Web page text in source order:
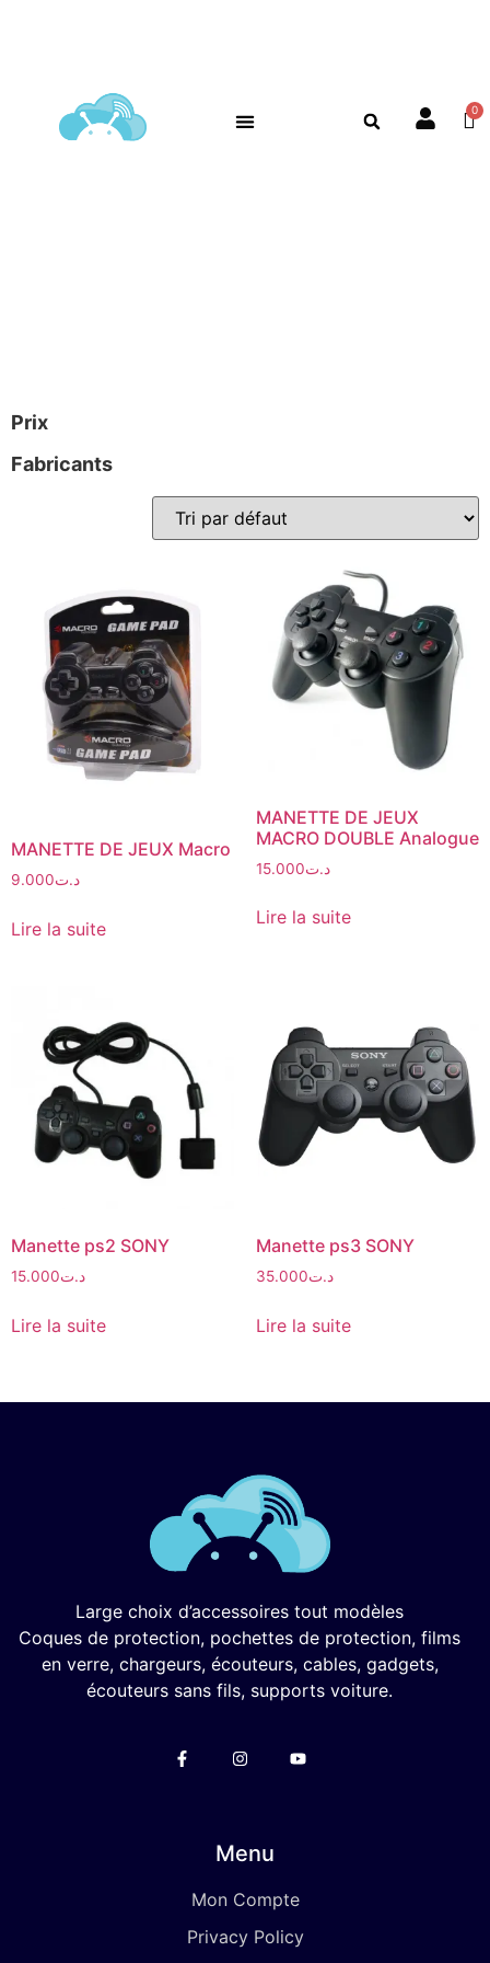
Prix
Fabricants
MANETTE DE JEUX Macro
د.ت9.000
Lire la suite
MANETTE DE JEUX
MACRO DOUBLE Analogue
د.ت15.000
Lire la suite
Manette ps2 SONY
د.ت15.000
Lire la suite
Manette ps3 SONY
د.ت35.000
Lire la suite
Large choix d’accessoires tout modèles
Coques de protection, pochettes de protection, films
en verre, chargeurs, écouteurs, cables, gadgets,
écouteurs sans fils, supports voiture.
Menu
Mon Compte
Privacy Policy